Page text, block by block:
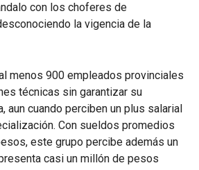
con los choferes de
la vigencia de la
menos 900 empleados provinciales
técnicas sin garantizar su
aun cuando perciben un plus salarial
Con sueldos promedios
este grupo percibe además un
casi un millón de pesos